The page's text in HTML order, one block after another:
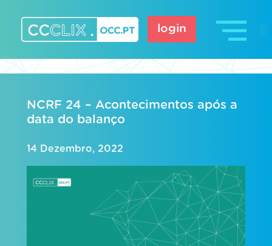
content
login
NCRF 24 – Acontecimentos após a
data do balanço
14 Dezembro, 2022